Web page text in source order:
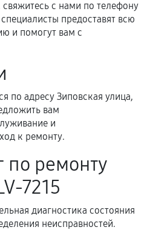
действует
попадание влаги,
деталей, если иное не
гарантийного
это не указано в
с нами по телефону
предоставят всю
и помогут вам с
по адресу Зиповская улица,
вам
и
к ремонту.
по ремонту
7215
диагностика состояния
неисправностей.